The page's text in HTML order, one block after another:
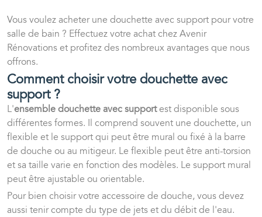
Vous voulez acheter une douchette avec support pour votre
salle de bain ? Effectuez votre achat chez Avenir
Rénovations et profitez des nombreux avantages que nous
offrons.
Comment choisir votre douchette avec
support ?
L'ensemble douchette avec supportest disponible sous
différentes formes. Il comprend souvent une douchette, un
flexible et le support qui peut être mural ou fixé à la barre
de douche ou au mitigeur. Le flexible peut être anti-torsion
et sa taille varie en fonction des modèles. Le support mural
peut être ajustable ou orientable.
Pour bien choisir votre accessoire de douche, vous devez
aussi tenir compte du type de jets et du débit de l'eau.